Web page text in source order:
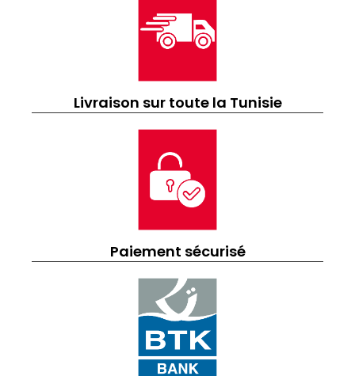
Livraison sur toute la Tunisie
Paiement sécurisé